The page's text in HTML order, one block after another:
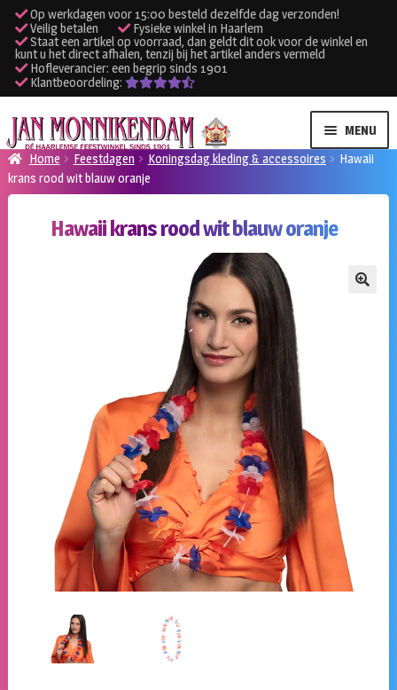
Op werkdagen voor 15:00 besteld dezelfde dag verzonden!
Veilig betalen
Fysieke winkel in Haarlem
Staat een artikel op voorraad, dan geldt dit ook voor de winkel en
kunt u het direct afhalen, tenzij bij het artikel anders vermeld
Hofleverancier: een begrip sinds 1901
Klantbeoordeling:
Ga
door
naar
navigatie
Ga
naar
de
inhoud
MENU
Verhuur kleding
Verhuur apparatuur
Home Feestdagen Koningsdag kleding & accessoires
Hawaii
krans rood wit blauw oranje
Hawaii krans rood wit blauw oranje